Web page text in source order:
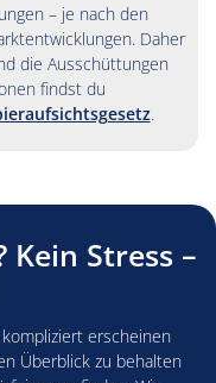
– je nach den
Daher
die Ausschüttungen
findst du
.
Stress –
erscheinen
Überblick zu behalten